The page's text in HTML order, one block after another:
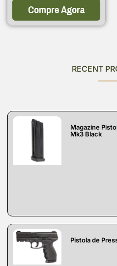
Compre Agora
RECENT
Magazine
Mk3 Black
Pistola de